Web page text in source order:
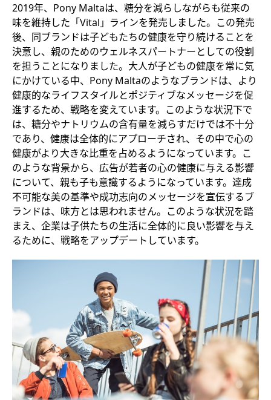
2019年、Pony Maltaは、糖分を減らしながらも従来の
味を維持した「Vital」ラインを発売しました。この発売
後、同ブランドは子どもたちの健康を守り続けることを
決意し、親のためのウェルネスパートナーとしての役割
を担うことになりました。大人が子どもの健康を常に気
にかけている中、Pony Maltaのようなブランドは、より
健康的なライフスタイルとポジティブなメッセージを促
進するため、戦略を変えています。このような状況下で
は、糖分やナトリウムの含有量を減らすだけでは不十分
であり、健康は全体的にアプローチされ、その中で心の
健康がより大きな比重を占めるようになっています。こ
のような背景から、広告が若者の心の健康に与える影響
について、親も子も意識するようになっています。達成
不可能な美の基準や成功志向のメッセージを宣伝するブ
ランドは、味方とは思われません。このような状況を踏
まえ、企業は子供たちの生活に全体的に良い影響を与え
るために、戦略をアップデートしています。